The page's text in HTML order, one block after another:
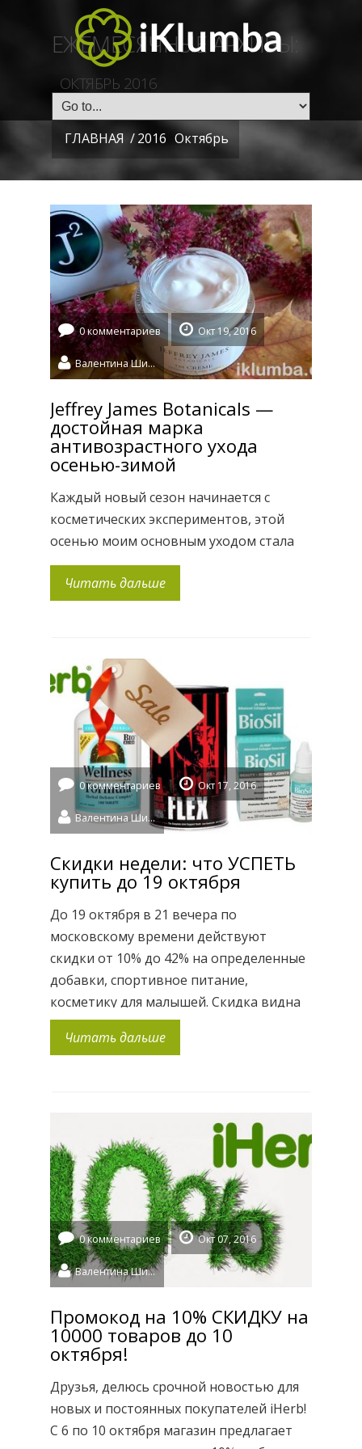
ЕЖЕМЕСЯЧНЫЕ АРХИВЫ:
ОКТЯБРЬ 2016
ГЛАВНАЯ /2016 Октябрь
0 комментариев Окт 19, 2016
Валентина Шидловская
Jeffrey James Botanicals —
достойная марка
антивозрастного ухода
осенью-зимой
Каждый новый сезон начинается с
косметических экспериментов, этой
осенью моим основным уходом стала
лаконичная и всеобъемлющая серия от
Jeffrey James Botanicals. Вся продукция
Jeffrey James Botanicals заботливо
стекла, с лаконичными и простыми
этикетками в «аптечном» стиле.
Единственный недостаток такой
упаковки — отсутствие дозаторов, что
неудобно, но не критично. Серию […]
Читать дальше
0 комментариев Окт 17, 2016
Валентина Шидловская
Скидки недели: что УСПЕТЬ
купить до 19 октября
До 19 октября в 21 вечера по
московскому времени действуют
скидки от 10% до 42% на определенные
добавки, спортивное питание,
косметику для малышей. Скидка видна
сразу при добавлении товара в корзину.
10% скидка на избранные добавки для
питания, включая Optimum и Vega. О
видах протеина и […]
Читать дальше
0 комментариев Окт 07, 2016
Валентина Шидловская
Промокод на 10% СКИДКУ на
10000 товаров до 10
октября!
Друзья, делюсь срочной новостью для
новых и постоянных покупателей iHerb!
С 6 по 10 октября магазин предлагает